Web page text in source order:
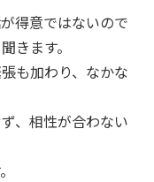
得意ではないので
きます。
も加わり、なかな
、相性が合わない